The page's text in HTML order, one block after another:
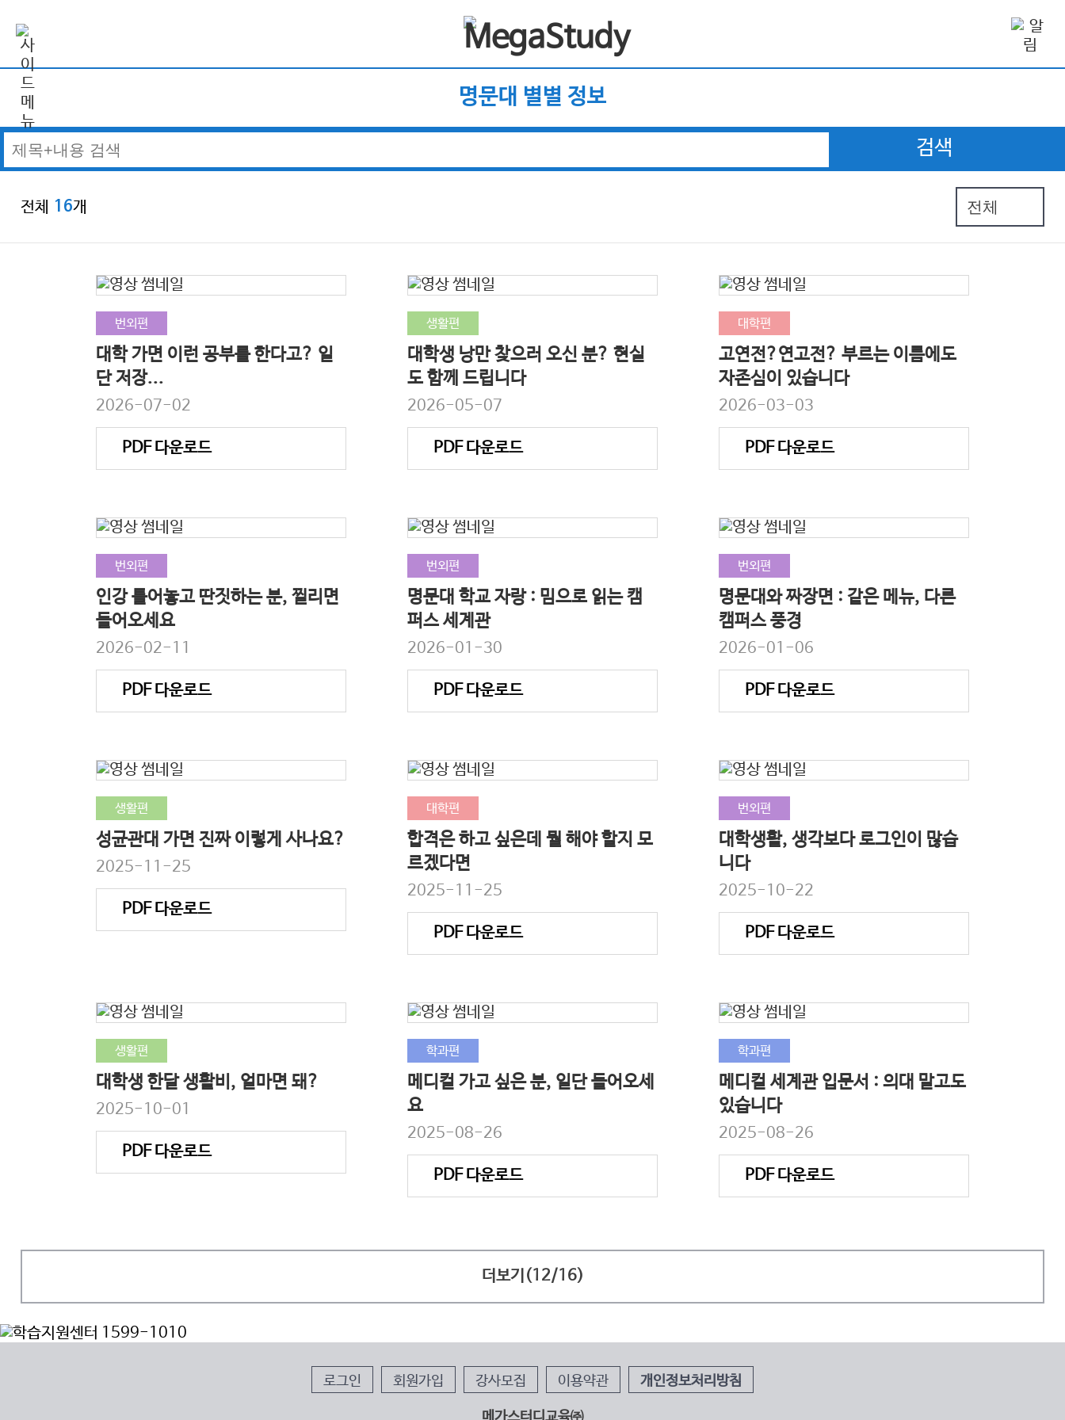
명문대 별별 정보
검색
전체 16개
번외편
대학 가면 이런 공부를 한다고? 일
단 저장...
2026-07-02
PDF 다운로드
생활편
대학생 낭만 찾으러 오신 분? 현실
도 함께 드립니다
2026-05-07
PDF 다운로드
대학편
고연전?연고전? 부르는 이름에도
자존심이 있습니다
2026-03-03
PDF 다운로드
번외편
인강 틀어놓고 딴짓하는 분, 찔리면
들어오세요
2026-02-11
PDF 다운로드
번외편
명문대 학교 자랑 : 밈으로 읽는 캠
퍼스 세계관
2026-01-30
PDF 다운로드
번외편
명문대와 짜장면 : 같은 메뉴, 다른
캠퍼스 풍경
2026-01-06
PDF 다운로드
생활편
성균관대 가면 진짜 이렇게 사나요?
2025-11-25
PDF 다운로드
대학편
합격은 하고 싶은데 뭘 해야 할지 모
르겠다면
2025-11-25
PDF 다운로드
번외편
대학생활, 생각보다 로그인이 많습
니다
2025-10-22
PDF 다운로드
생활편
대학생 한달 생활비, 얼마면 돼?
2025-10-01
PDF 다운로드
학과편
메디컬 가고 싶은 분, 일단 들어오세
요
2025-08-26
PDF 다운로드
학과편
메디컬 세계관 입문서 : 의대 말고도
있습니다
2025-08-26
PDF 다운로드
더보기(12/16)
로그인 회원가입 강사모집 이용약관 개인정보처리방침
메가스터디교육㈜